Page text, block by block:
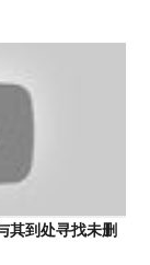
其到处寻找未删